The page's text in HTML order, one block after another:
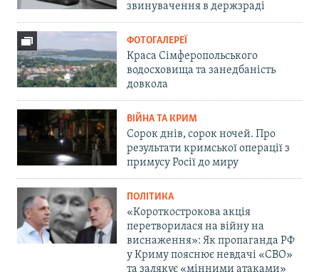
звинувачення в держзраді
ФОТОГАЛЕРЕЇ
Краса Сімферопольського
водосховища та занедбаність
довкола
ВІЙНА ТА КРИМ
Сорок днів, сорок ночей. Про
результати кримської операції з
примусу Росії до миру
ПОЛІТИКА
«Короткострокова акція
перетворилася на війну на
виснаження»: Як пропаганда РФ
у Криму пояснює невдачі «СВО»
та залякує «мінними атаками»